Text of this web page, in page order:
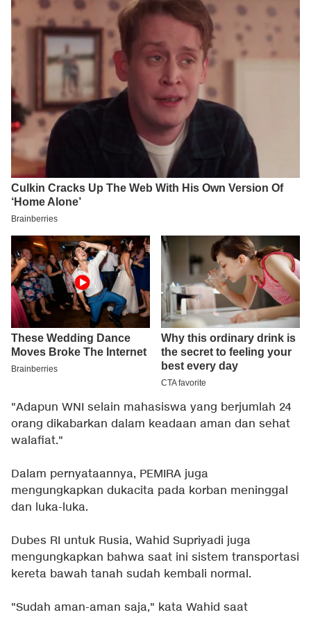
"Adapun WNI selain mahasiswa yang berjumlah 24
orang dikabarkan dalam keadaan aman dan sehat
walafiat."
Dalam pernyataannya, PEMIRA juga
mengungkapkan dukacita pada korban meninggal
dan luka-luka.
Dubes RI untuk Rusia, Wahid Supriyadi juga
mengungkapkan bahwa saat ini sistem transportasi
kereta bawah tanah sudah kembali normal.
"Sudah aman-aman saja," kata Wahid saat